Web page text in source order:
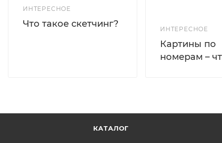
ИНТЕРЕСНОЕ
Что такое скетчинг?
ИНТЕРЕСНОЕ
Картины по
номерам –
КАТАЛОГ